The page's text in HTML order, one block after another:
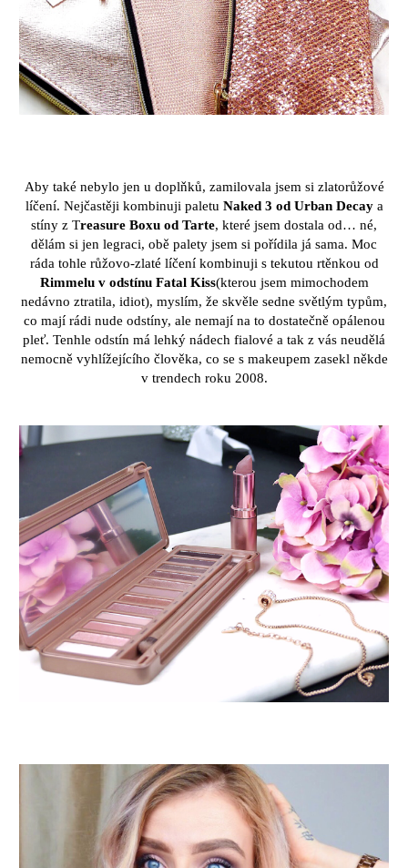
Aby také nebylo jen u doplňků, zamilovala jsem si zlatorůžové
líčení. Nejčastěji kombinuji paletu Naked 3 od Urban Decaya
stíny z Treasure Boxu od Tarte, které jsem dostala od… né,
dělám si jen legraci, obě palety jsem si pořídila já sama. Moc
ráda tohle růžovo-zlaté líčeníkombinuji s tekutou rtěnkou od
Rimmelu v odstínu Fatal Kiss(kterou jsem mimochodem
nedávno ztratila, idiot), myslím, že skvěle sedne světlým typům,
co majírádi nude odstíny, ale nemajína to dostatečně opálenou
pleť. Tenhle odstín má lehký nádech fialové a tak z vás neudělá
nemocně vyhlížejícího člověka, co se s makeupem zasekl někde
v trendech roku 2008.